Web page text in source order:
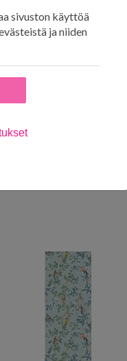
sivuston käyttöä
ja niiden